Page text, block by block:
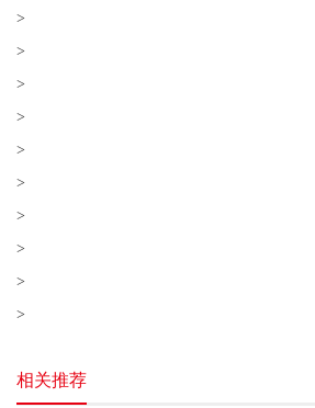
>
>
>
>
>
>
>
>
>
>
相关推荐